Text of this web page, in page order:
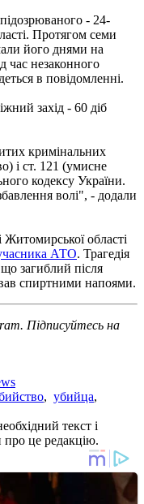
- 24-
Протягом семи
його днями на
час незаконного
в повідомленні.
захід - 60 діб
кримінальних
і ст. 121 (умисне
кодексу України.
волі", - додали
області
учасника АТО. Трагедія
що загиблий після
спиртними напоями.
Підписуйтесь на
, убийца,
текст і
про це редакцію.